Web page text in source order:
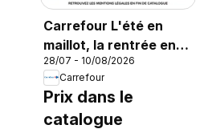
Carrefour L'été en
maillot, la rentrée en
grands carreaux
28/07 - 10/08/2026
Carrefour
Prix dans le
catalogue